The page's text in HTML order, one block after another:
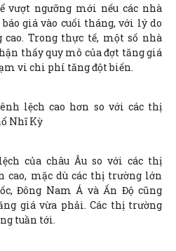
vượt ngưỡng mới nếu các nhà
giá vào cuối tháng, với lý do
Trong thực tế, một số nhà
thấy quy mô của đợt tăng giá
vi chi phí tăng đột biến.
lệch cao hơn so với các thị
Nhĩ Kỳ
của châu Âu so với các thị
cao, mặc dù các thị trường lớn
Đông Nam Á và Ấn Độ cũng
giá vừa phải. Các thị trường
tuần tới.